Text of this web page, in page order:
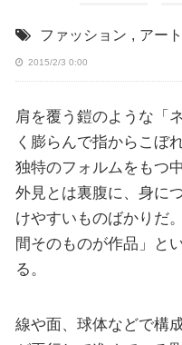
ファッション , アート
2015/2/3 0:00
肩を覆う鎧のような「
く膨らんで指からこぼ
独特のフォルムをもつ
外見とは裏腹に、身に
けやすいものばかりだ
間そのものが作品」と
る。
線や面、球体などで構